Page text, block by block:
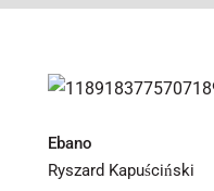
Ebano
Ebano
Ryszard Kapuściński